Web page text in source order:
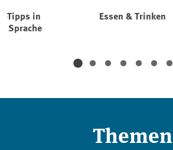
Tipps in
Sprache
Essen & Trinken
Themen